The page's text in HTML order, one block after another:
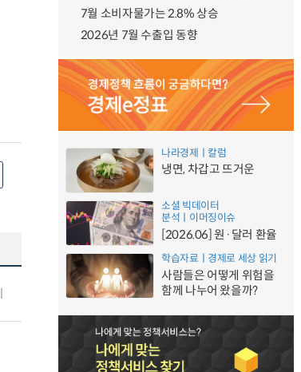
7월 소비자물가는 2.8% 상승
2026년 7월 수출입 동향
나라경제ㅣ칼럼
냉면, 차갑고 뜨거운
소셜 빅데이터
분석ㅣ이머징이슈
[2026.06] 원·달러 환율
학습자료ㅣ경제로 세상 읽기
사람들은 어떻게 위험을
함께 나누어 왔을까?